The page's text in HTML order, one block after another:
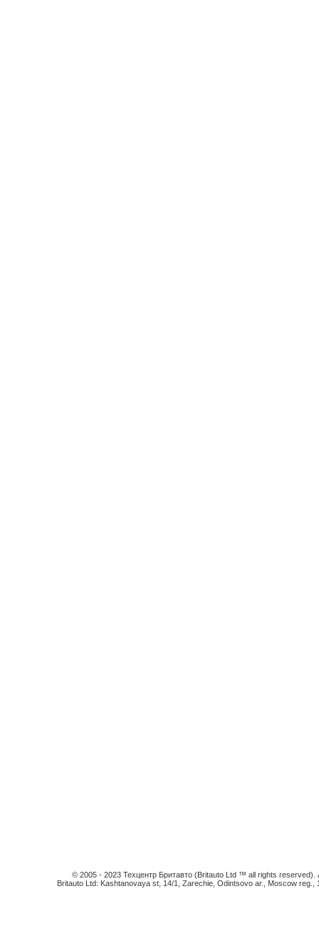
© 2005 - 2023 Техцентр Бритавто (Britauto Ltd ™ all rights
Britauto Ltd: Kashtanovaya st, 14/1, Zarechie, Odintsovo ar., Moscow